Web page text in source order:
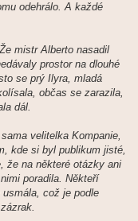
odehrálo. A každé
mistr Alberto nasadil
prostor na dlouhé
se prý Ilyra, mladá
občas se zarazila,
dál.
velitelka Kompanie,
kde si byl publikum jisté,
že na některé otázky ani
poradila. Někteří
což je podle